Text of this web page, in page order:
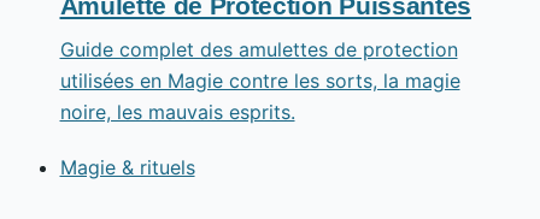
Guide complet des amulettes de protection
utilisées en Magie contre les sorts, la magie
noire, les mauvais esprits.
Magie & rituels